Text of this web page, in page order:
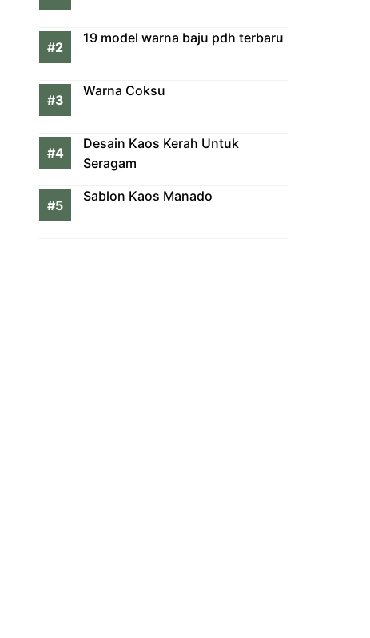
19 model warna baju pdh terbaru
Warna Coksu
Desain Kaos Kerah Untuk
Seragam
Sablon Kaos Manado